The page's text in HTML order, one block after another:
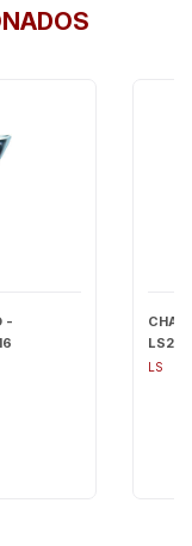
-
LS248
LS